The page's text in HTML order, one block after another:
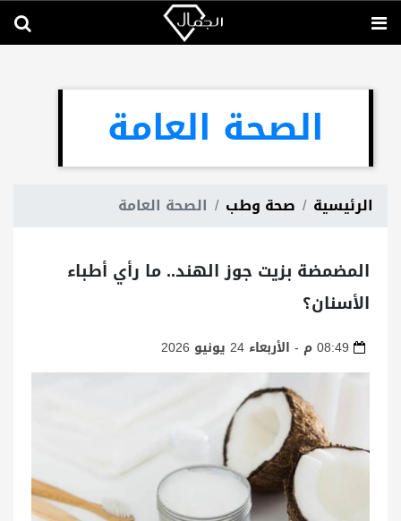
الصحة العامة
الرئيسية صحة وطب الصحة العامة
المضمضة بزيت جوز الهند.. ما رأي أطباء
الأسنان؟